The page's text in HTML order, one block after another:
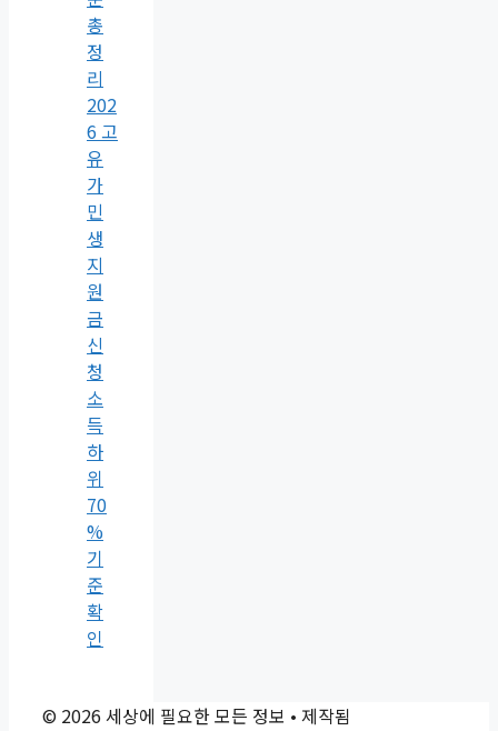
총
정
리
202
6 고
유
가
민
생
지
원
금
신
청
소
득
하
위
70
%
기
준
확
인
© 2026 세상에 필요한 모든 정보 • 제작됨